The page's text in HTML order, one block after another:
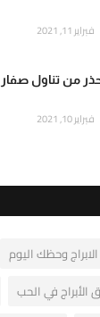
فبراير 11, 2021
من تناول صفار
فبراير 10, 2021
الابراج وحظك اليوم
الأبراج في الحب